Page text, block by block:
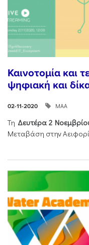
Καινοτομία και
ψηφιακή και
02-11-2020 ΜΑΑ
Τη Δευτέρα 2
Μεταβάση στην